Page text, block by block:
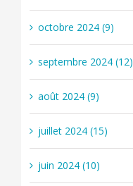
octobre 2024 (9)
septembre 2024 (12)
août 2024 (9)
juillet 2024 (15)
juin 2024 (10)